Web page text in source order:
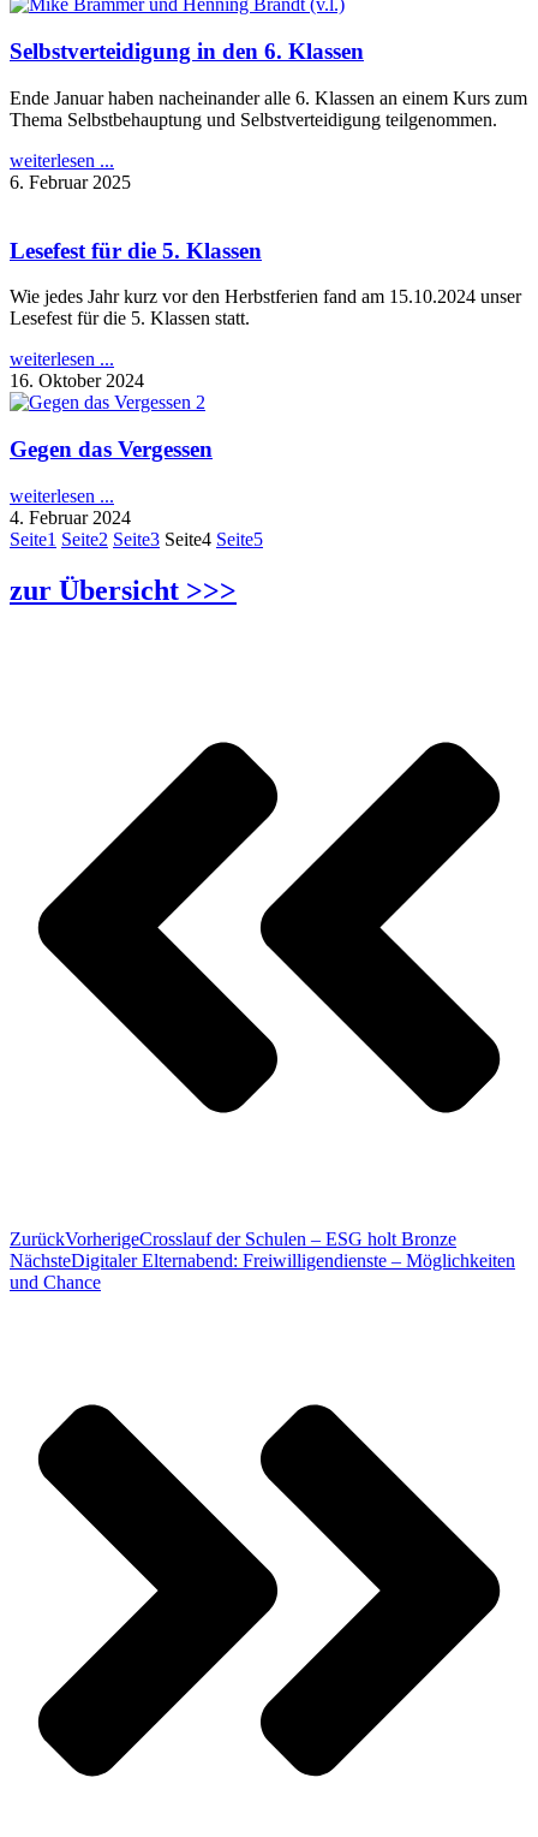
Selbstverteidigung in den 6. Klassen
Ende Januar haben nacheinander alle 6. Klassen an einem Kurs zum
Thema Selbstbehauptung und Selbstverteidigung teilgenommen.
weiterlesen ...
6. Februar 2025
Lesefest für die 5. Klassen
Wie jedes Jahr kurz vor den Herbstferien fand am 15.10.2024 unser
Lesefest für die 5. Klassen statt.
weiterlesen ...
16. Oktober 2024
Gegen das Vergessen
weiterlesen ...
4. Februar 2024
Seite1 Seite2 Seite3 Seite4 Seite5
zur Übersicht >>>
ZurückVorherigeCrosslauf der Schulen – ESG holt Bronze
NächsteDigitaler Elternabend: Freiwilligendienste – Möglichkeiten
und Chance